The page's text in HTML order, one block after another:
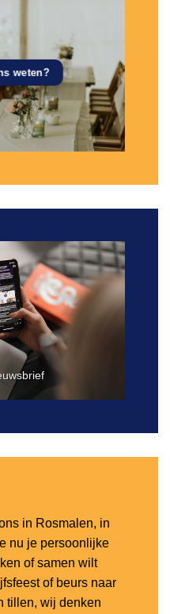
weten?
in Rosmalen, in
nu je persoonlijke
of samen wilt
of beurs naar
tillen, wij denken